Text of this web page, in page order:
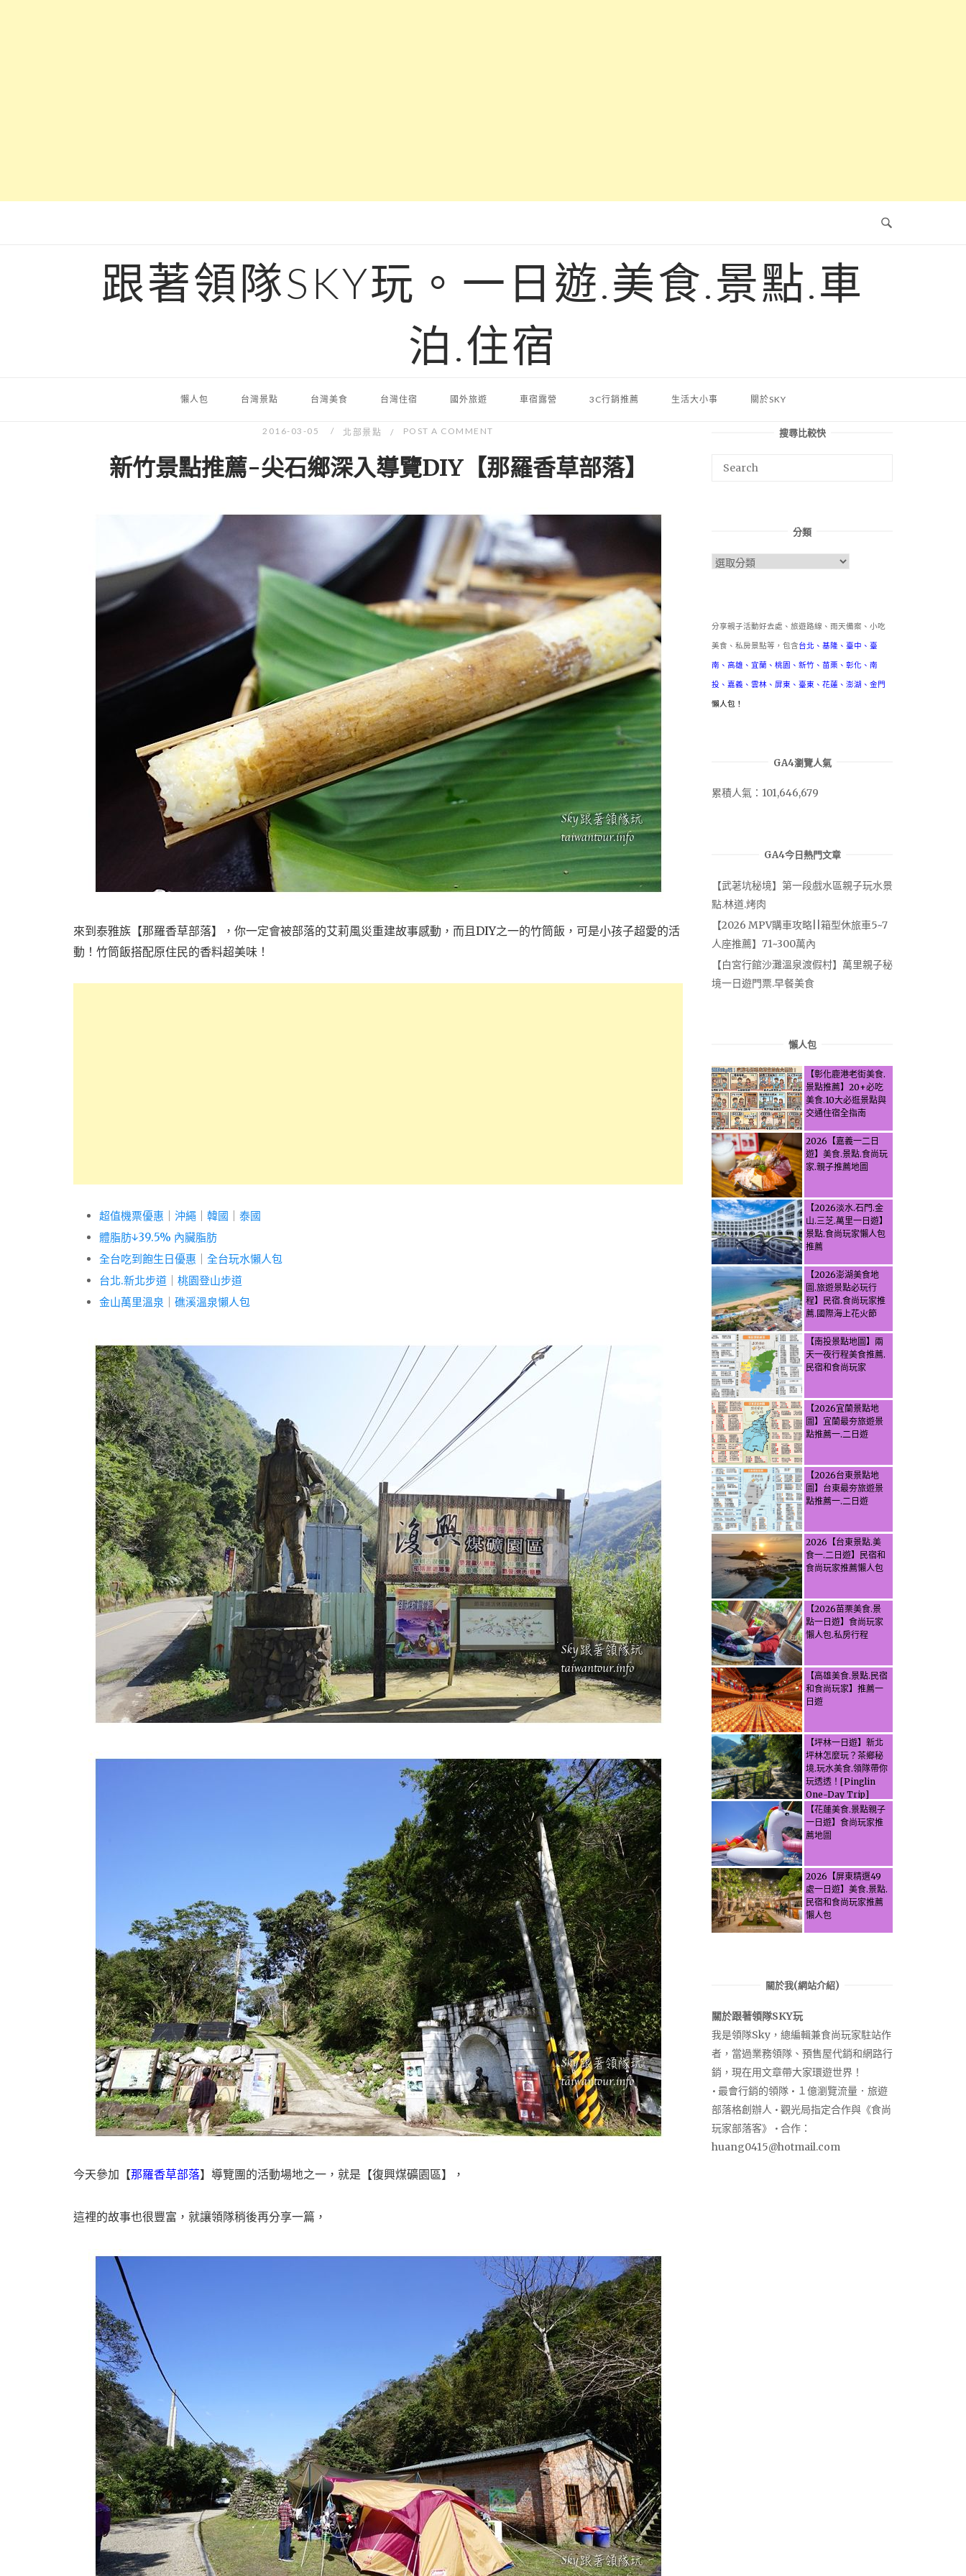
跟著領隊SKY玩。一日遊.美食.景點.車
泊.住宿
懶人包 台灣景點 台灣美食 台灣住宿 國外旅遊 車宿露營 3C行銷推薦 生活大小事 關於SKY
2016-03-05 北部景點 POST A COMMENT
新竹景點推薦-尖石鄉深入導覽DIY【那羅香草部落】
來到泰雅族【那羅香草部落】，你一定會被部落的艾莉風災重建故事感動，而且DIY之一的竹筒飯，可是小孩子超愛的活
動！竹筒飯搭配原住民的香料超美味！
超值機票優惠 沖繩 韓國
泰國
體脂肪↓39.5% 內臟脂肪
全台吃到飽生日優惠
全台玩水懶人包
台北.新北步道
桃園登山步道
金山萬里溫泉
礁溪溫泉懶人包
今天參加【那羅香草部落】導覽團的活動場地之一，就是【復興煤礦園區】，
這裡的故事也很豐富，就讓領隊稍後再分享一篇，
搜尋比較快
分類
分
分享親子活動好去處、旅遊路線、雨天備案、小吃
美食、私房景點等，包含台北 、 基隆 、 臺中 、 臺
南 、 高雄 、 宜蘭 、 桃園 、 新竹 、 苗栗 、 彰化 、 南
投 、 嘉義 、 雲林 、 屏東 、 臺東 、 花蓮 、 澎湖 、 金門
懶人包！
GA4瀏覽人氣
累積人氣：101,646,679
GA4今日熱門文章
【武荖坑秘境】第一段戲水區親子玩水景
點.林道.烤肉
【2026 MPV購車攻略||箱型休旅車5~7
人座推薦】71~300萬內
【白宮行館沙灘溫泉渡假村】萬里親子秘
境一日遊門票.早餐美食
懶人包
【彰化鹿港老街美食.
景點推薦】20+必吃
美食.10大必逛景點與
交通住宿全指南
2026【嘉義一二日
遊】美食.景點.食尚玩
家.親子推薦地圖
【2026淡水.石門.金
山.三芝.萬里一日遊】
景點.食尚玩家懶人包
推薦
【2026澎湖美食地
圖.旅遊景點必玩行
程】民宿.食尚玩家推
薦.國際海上花火節
【南投景點地圖】兩
天一夜行程美食推薦.
民宿和食尚玩家
【2026宜蘭景點地
圖】宜蘭最夯旅遊景
點推薦一.二日遊
【2026台東景點地
圖】台東最夯旅遊景
點推薦一.二日遊
2026【台東景點.美
食一.二日遊】民宿和
食尚玩家推薦懶人包
【2026苗栗美食.景
點一日遊】食尚玩家
懶人包.私房行程
【高雄美食.景點.民宿
和食尚玩家】推薦一
日遊
【坪林一日遊】新北
坪林怎麼玩？茶鄉秘
境.玩水美食.領隊帶你
玩透透！[Pinglin
One-Day Trip]
How to explore
Pinglin, New
Taipei? Tea Village
Let the guide take
you through it all!
【花蓮美食.景點親子
一日遊】食尚玩家推
薦地圖
2026【屏東精選49
處一日遊】美食.景點.
民宿和食尚玩家推薦
懶人包
關於我(網站介紹)
關於跟著領隊SKY玩
我是領隊Sky，總編輯兼食尚玩家駐站作
者，當過業務領隊、預售屋代銷和網路行
銷，現在用文章帶大家環遊世界！
• 最會行銷的領隊 • １億瀏覽流量．旅遊
部落格創辦人 • 觀光局指定合作與《食尚
玩家部落客》 • 合作：
huang0415@hotmail.com